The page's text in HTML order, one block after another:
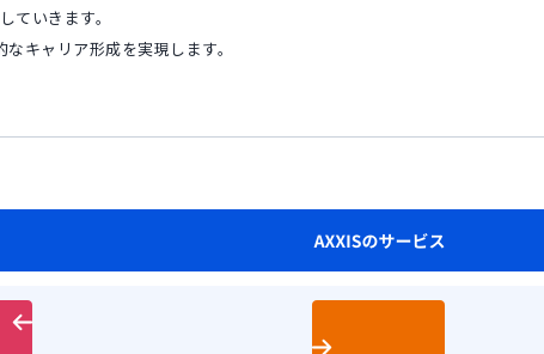
ていきます。
キャリア形成を実現します。